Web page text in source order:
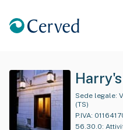
Sede legale:
(TS)
P.IVA:
56.30.0: